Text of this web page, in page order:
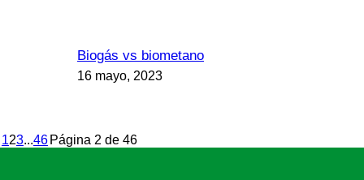
Biogás vs biometano
16 mayo, 2023
123...46 Página 2 de 46